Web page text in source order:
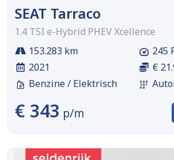
SEAT Tarraco
1.4 TSI e-Hybrid PHEV Xcellence
153.283 km
2021
Benzine / Elektrisch
245
€
€ 343 p/m